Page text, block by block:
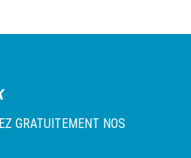
GRATUITEMENT NOS